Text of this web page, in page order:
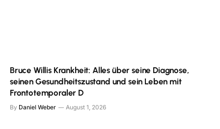
Bruce Willis Krankheit: Alles über seine Diagnose,
seinen Gesundheitszustand und sein Leben mit
Frontotemporaler D
By Daniel Weber August 1, 2026